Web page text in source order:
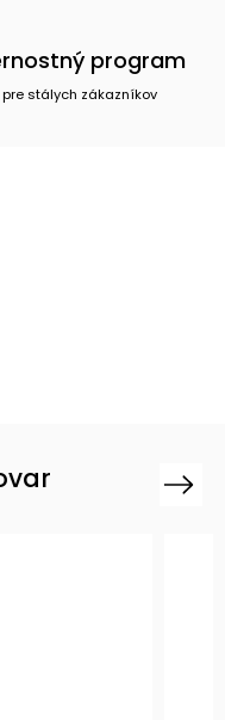
program
pre stálych zákazníkov
Next